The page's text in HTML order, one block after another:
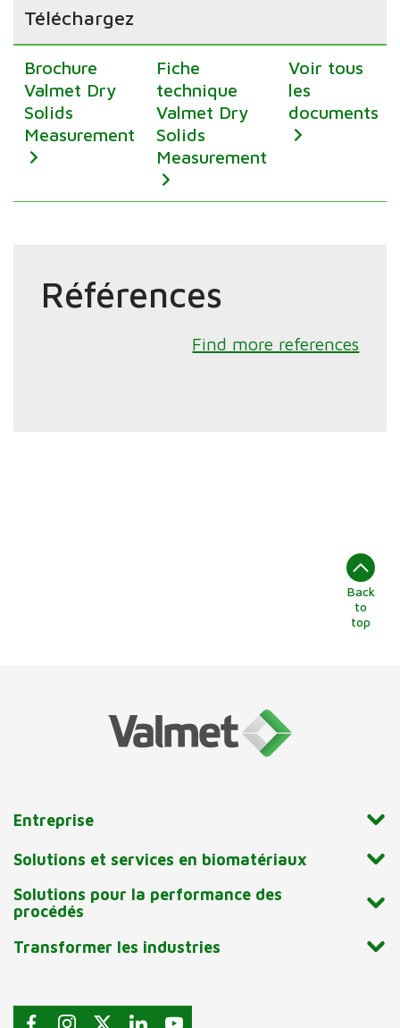
Téléchargez
Brochure
Valmet Dry
Solids
Measurement
Fiche
technique
Valmet Dry
Solids
Measurement
Voir tous
les
documents
Références
Find more references
Back
to
top
Entreprise
Solutions et services en biomatériaux
Solutions pour la performance des
procédés
Transformer les industries